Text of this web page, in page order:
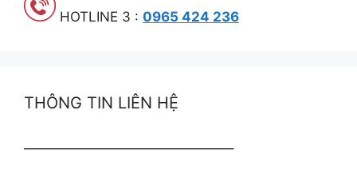
HOTLINE 3 : 0965 424 236
THÔNG TIN LIÊN HỆ
———————————————–